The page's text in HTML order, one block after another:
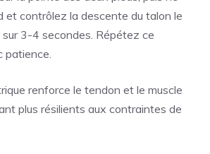
et contrôlez la descente du talon le
sur 3-4 secondes. Répétez ce
patience.
renforce le tendon et le muscle
plus résilients aux contraintes de